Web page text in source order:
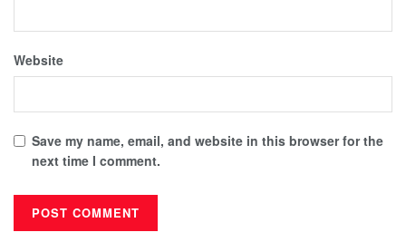
Website
Save my name, email, and website in this browser for the
next time I comment.